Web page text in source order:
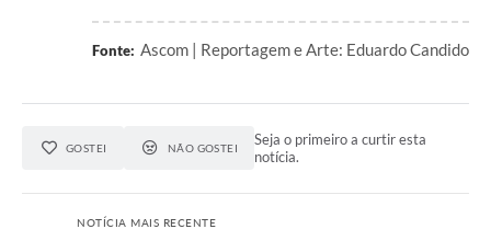
Fonte: Ascom | Reportagem e Arte: Eduardo Candido
GOSTEI NÃO GOSTEI
Seja o primeiro a curtir esta
notícia.
NOTÍCIA MAIS RECENTE